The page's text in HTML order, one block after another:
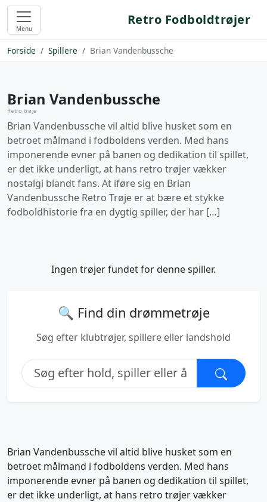
Menu
Retro Fodboldtrøjer
Forside Spillere Brian Vandenbussche
Brian Vandenbussche
Retro trøje
Brian Vandenbussche vil altid blive husket som en
betroet målmand i fodboldens verden. Med hans
imponerende evner på banen og dedikation til spillet,
er det ikke underligt, at hans retro trøjer vækker
nostalgi blandt fans. At iføre sig en Brian
Vandenbussche Retro Trøje er at bære et stykke
fodboldhistorie fra en dygtig spiller, der har […]
Ingen trøjer fundet for denne spiller.
🔍 Find din drømmetrøje
Søg efter klubtrøjer, spillere eller landshold
Brian Vandenbussche vil altid blive husket som en
betroet målmand i fodboldens verden. Med hans
imponerende evner på banen og dedikation til spillet,
er det ikke underligt, at hans retro trøjer vækker